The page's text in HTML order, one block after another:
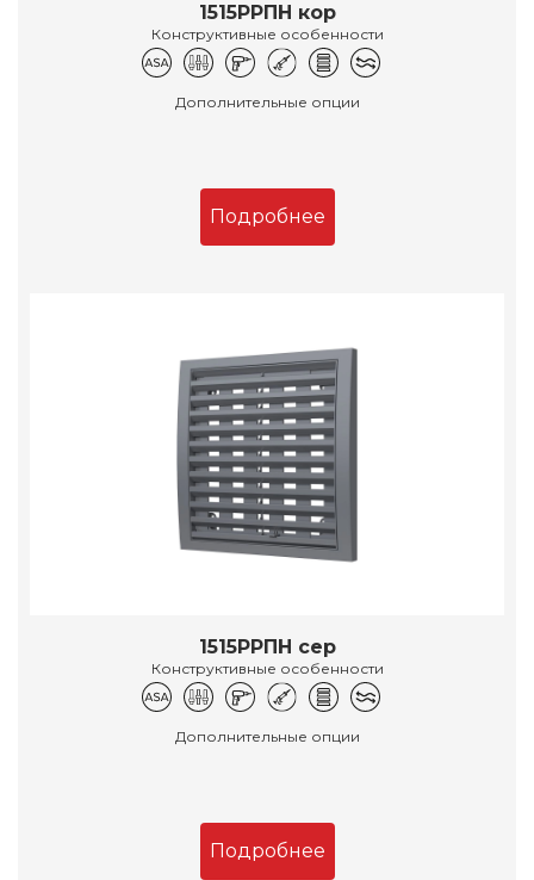
1515РРПН кор
Конструктивные особенности
Дополнительные опции
Подробнее
1515РРПН сер
Конструктивные особенности
Дополнительные опции
Подробнее